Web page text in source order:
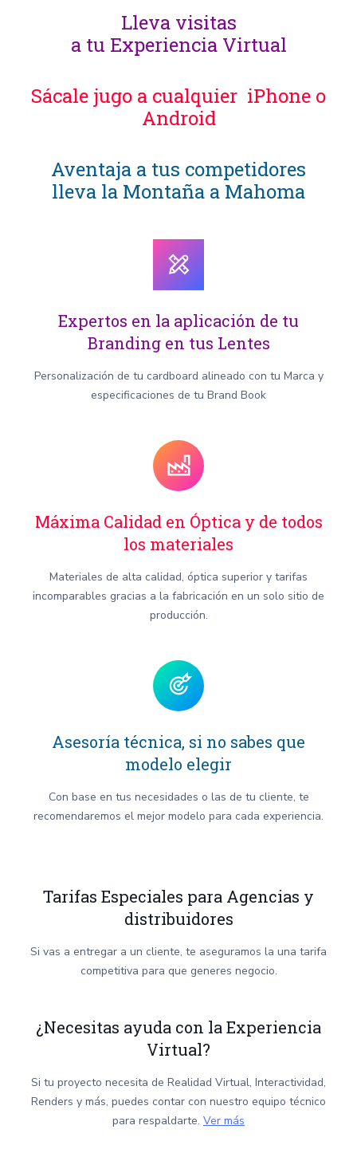
Lleva visitas
a tu Experiencia Virtual
Sácale jugo a cualquier iPhone o
Android
Aventaja a tus competidores
lleva la Montaña a Mahoma
Expertos en la aplicación de tu
Branding en tus Lentes
Personalización de tu cardboard alineado con tu Marca y
especificaciones de tu Brand Book
Máxima Calidad en Óptica y de todos
los materiales
Materiales de alta calidad, óptica superior y tarifas
incomparables gracias a la fabricación en un solo sitio de
producción.
Asesoría técnica, si no sabes que
modelo elegir
Con base en tus necesidades o las de tu cliente, te
recomendaremos el mejor modelo para cada experiencia.
Tarifas Especiales para Agencias y
distribuidores
Si vas a entregar a un cliente, te aseguramos la una tarifa
competitiva para que generes negocio.
¿Necesitas ayuda con la Experiencia
Virtual?
Si tu proyecto necesita de Realidad Virtual, Interactividad,
Renders y más, puedes contar con nuestro equipo técnico
para respaldarte. Ver más